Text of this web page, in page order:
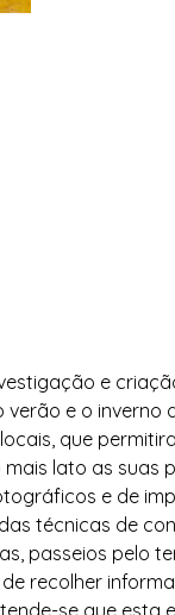
e
e o inverno
que
lato as suas
e de
técnicas de
passeios pelo
recolher